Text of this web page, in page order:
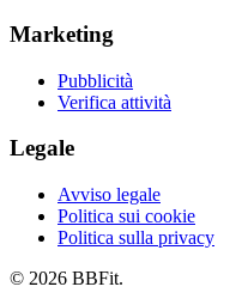
Marketing
Pubblicità
Verifica attività
Legale
Avviso legale
Politica sui cookie
Politica sulla privacy
© 2026 BBFit.